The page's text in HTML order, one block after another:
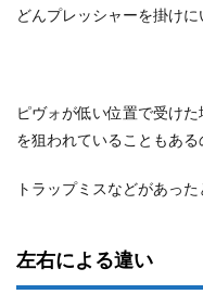
どんプレッシャーを掛けに
ピヴォが低い位置で受け
を狙われていることもある
トラップミスなどがあっ
左右による違い